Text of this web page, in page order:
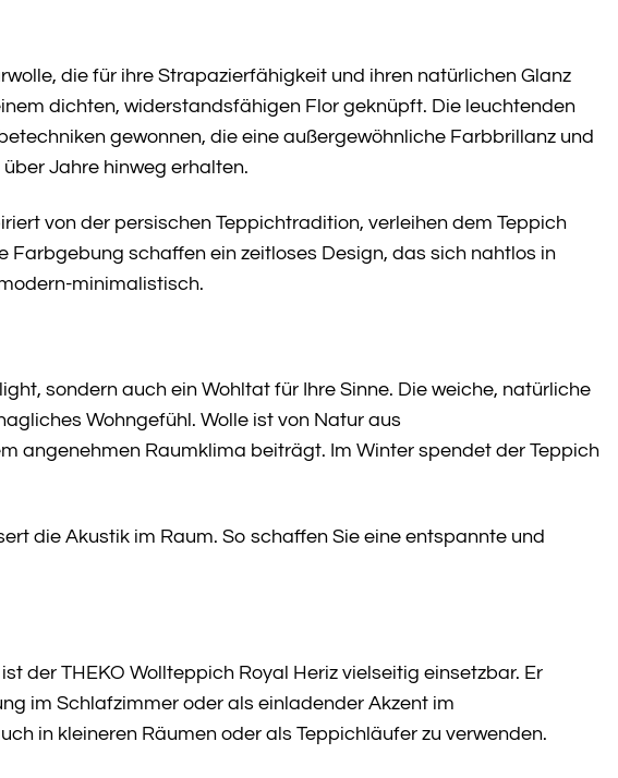
die für ihre Strapazierfähigkeit und ihren natürlichen Glanz
dichten, widerstandsfähigen Flor geknüpft. Die leuchtenden
gewonnen, die eine außergewöhnliche Farbbrillanz und
Jahre hinweg erhalten.
von der persischen Teppichtradition, verleihen dem Teppich
schaffen ein zeitloses Design, das sich nahtlos in
minimalistisch.
sondern auch ein Wohltat für Ihre Sinne. Die weiche, natürliche
Wohngefühl. Wolle ist von Natur aus
angenehmen Raumklima beiträgt. Im Winter spendet der Teppich
die Akustik im Raum. So schaffen Sie eine entspannte und
der THEKO Wollteppich Royal Heriz vielseitig einsetzbar. Er
im Schlafzimmer oder als einladender Akzent im
in kleineren Räumen oder als Teppichläufer zu verwenden.